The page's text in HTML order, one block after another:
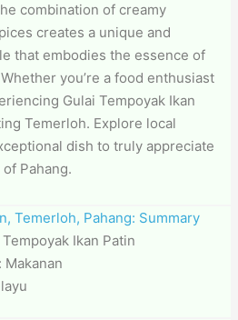
combination of creamy
creates a unique and
that embodies the essence of
you’re a food enthusiast
Gulai Tempoyak Ikan
Temerloh. Explore local
dish to truly appreciate
Pahang.
Temerloh, Pahang: Summary
Ikan Patin
Makanan